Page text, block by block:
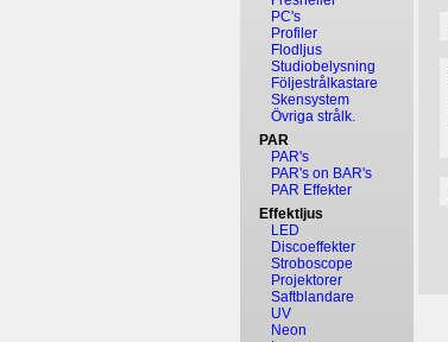
PC's
Profiler
Flodljus
Studiobelysning
Följestrålkastare
Skensystem
Övriga strålk.
PAR
PAR's
PAR's on BAR's
PAR Effekter
Effektljus
LED
Discoeffekter
Stroboscope
Projektorer
Saftblandare
UV
Neon